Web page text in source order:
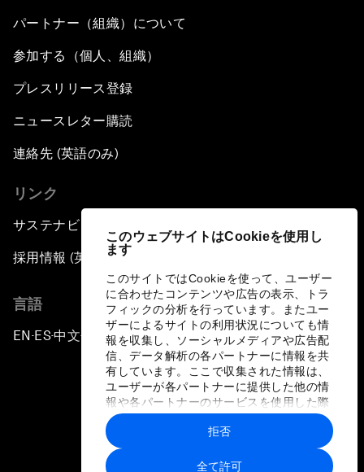
このウェブサイトはCookieを使用し
ます
このサイトではCookieを使って、ユーザー
に合わせたコンテンツや広告の表示、トラ
フィックの分析を行っています。またユー
ザーによるサイトの利用状況についても情
報を収集し、ソーシャルメディアや広告配
信、データ解析の各パートナーに情報を共
有しています。ここで収集された情報は、
ユーザーが各パートナーに提供した他の情
報や各パートナーのサービスを使用した際
に収集された情報と組み合わされ、各パー
トナーによって使用されることがありま
す。
全て許可
拒否
パートナー（組織）について
参加する（個人、組織）
プレスリリース登録
ニュースレター購読
連絡先 (英語のみ)
リンク
サステナビリティへの取り組み
採用情報 (英語のみ)
言語
EN ▪ ES▪中文▪ 日本語
プライバシーポリシーと利用規約